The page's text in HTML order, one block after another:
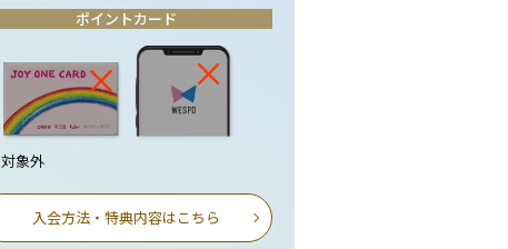
ポイントカード
対象外
入会方法・特典内容はこちら